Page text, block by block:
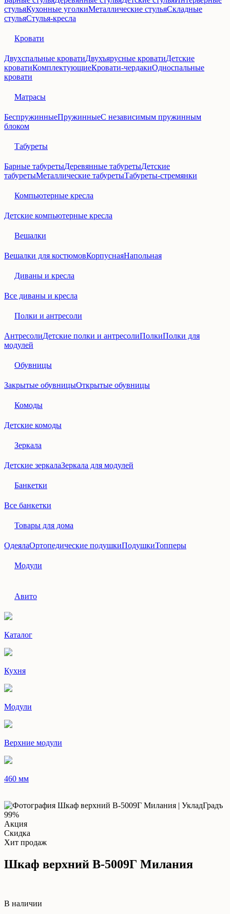
стульяКухонные уголкиМеталлические стульяСкладные
стульяСтулья-кресла
Кровати
Двухспальные кроватиДвухъярусные кроватиДетские
кроватиКомплектующиеКровати-чердакиОдноспальные
кровати
Матрасы
БеспружинныеПружинныеС независимым пружинным
блоком
Табуреты
Барные табуретыДеревянные табуретыДетские
табуретыМеталлические табуретыТабуреты-стремянки
Компьютерные кресла
Детские компьютерные кресла
Вешалки
Вешалки для костюмовКорпуснаяНапольная
Диваны и кресла
Все диваны и кресла
Полки и антресоли
АнтресолиДетские полки и антресолиПолкиПолки для
модулей
Обувницы
Закрытые обувницыОткрытые обувницы
Комоды
Детские комоды
Зеркала
Детские зеркалаЗеркала для модулей
Банкетки
Все банкетки
Товары для дома
ОдеялаОртопедические подушкиПодушкиТопперы
Модули
Авито
Каталог
Кухня
Модули
Верхние модули
460 мм
99%
Акция
Скидка
Хит продаж
Шкаф верхний В-5009Г Милания
В наличии